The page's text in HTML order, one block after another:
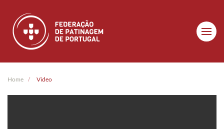
Skip to main content
Home Video